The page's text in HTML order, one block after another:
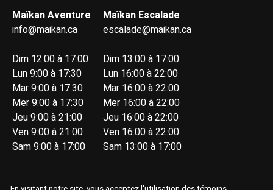
Maïkan Aventure
info@maikan.ca
Dim 12:00 à 17:00
Lun 9:00 à 17:30
Mar 9:00 à 17:30
Mer 9:00 à 17:30
Jeu 9:00 à 21:00
Ven 9:00 à 21:00
Sam 9:00 à 17:00
Maïkan Escalade
escalade@maikan.ca
Dim 13:00 à 17:00
Lun 16:00 à 22:00
Mar 16:00 à 22:00
Mer 16:00 à 22:00
Jeu 16:00 à 22:00
Ven 16:00 à 22:00
Sam 13:00 à 17:00